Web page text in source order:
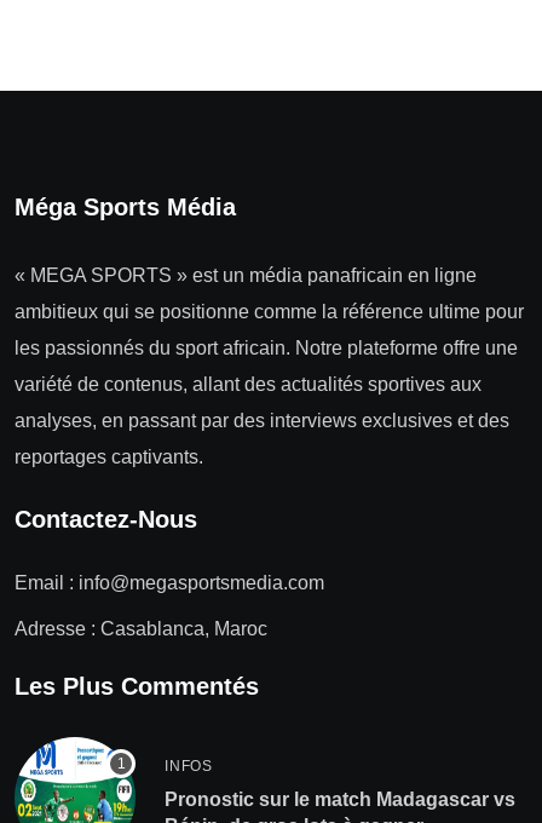
Méga Sports Média
« MEGA SPORTS » est un média panafricain en ligne
ambitieux qui se positionne comme la référence ultime pour
les passionnés du sport africain. Notre plateforme offre une
variété de contenus, allant des actualités sportives aux
analyses, en passant par des interviews exclusives et des
reportages captivants.
Contactez-Nous
Email : info@megasportsmedia.com
Adresse : Casablanca, Maroc
Les Plus Commentés
INFOS
Pronostic sur le match Madagascar vs